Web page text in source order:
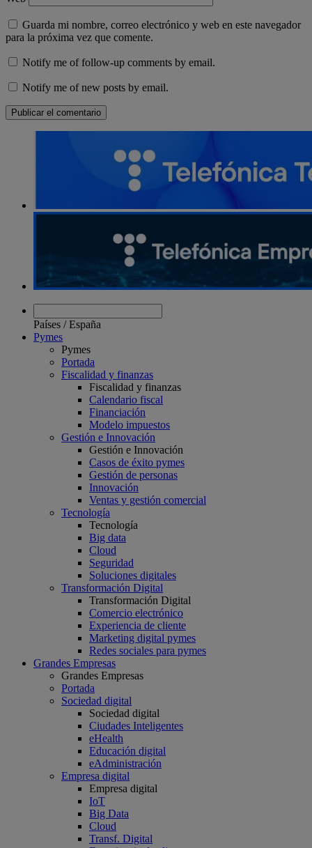
Guarda mi nombre, correo electrónico y web en este navegador
para la próxima vez que comente.
Notify me of follow-up comments by email.
Notify me of new posts by email.
Países /España
Pymes
Pymes
Portada
Fiscalidad y finanzas
Fiscalidad y finanzas
Calendario fiscal
Financiación
Modelo impuestos
Gestión e Innovación
Gestión e Innovación
Casos de éxito pymes
Gestión de personas
Innovación
Ventas y gestión comercial
Tecnología
Tecnología
Big data
Cloud
Seguridad
Soluciones digitales
Transformación Digital
Transformación Digital
Comercio electrónico
Experiencia de cliente
Marketing digital pymes
Redes sociales para pymes
Grandes Empresas
Grandes Empresas
Portada
Sociedad digital
Sociedad digital
Ciudades Inteligentes
eHealth
Educación digital
eAdministración
Empresa digital
Empresa digital
IoT
Big Data
Cloud
Transf. Digital